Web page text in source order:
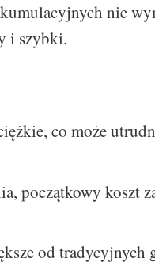
nie
i szybki.
co może
początkowy koszt
od tradycyjnych